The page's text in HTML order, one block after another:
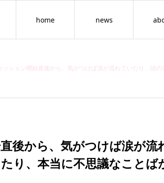
home news
ッション開始直後から、気がつけば涙が流れていたり、頭
後から、気がつけば涙が流
り、本当に不思議なこと